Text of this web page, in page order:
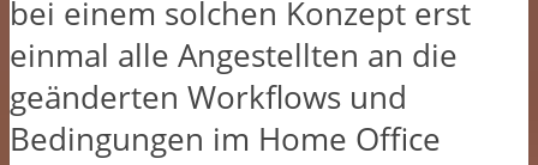
bei einem solchen Konzept erst
einmal alle Angestellten an die
geänderten Workflows und
Bedingungen im Home Office